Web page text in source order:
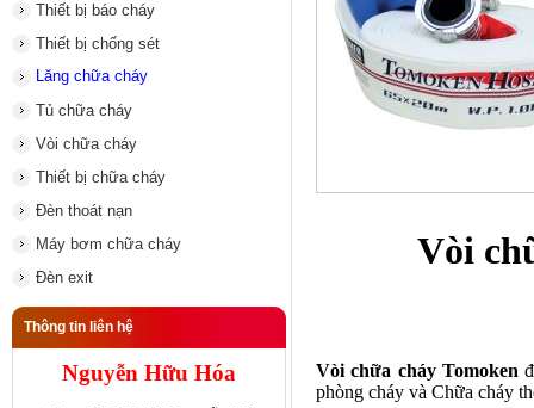
Thiết bị báo cháy
Thiết bị chống sét
Lăng chữa cháy
Tủ chữa cháy
Vòi chữa cháy
Thiết bị chữa cháy
Đèn thoát nạn
Máy bơm chữa cháy
Đèn exit
Thông tin liên hệ
Nguyễn Hữu Hóa
Vòi
Vòi chữa cháy Tomoken
phòng cháy và Chữa cháy